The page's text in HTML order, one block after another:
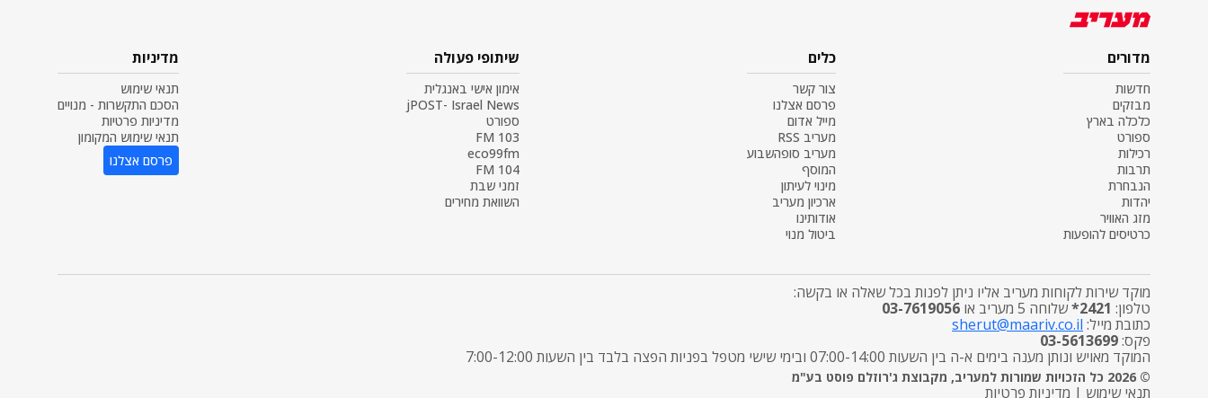
מדורים
חדשות
מבזקים
כלכלה בארץ
ספורט
רכילות
תרבות
הנבחרת
יהדות
מזג האוויר
כרטיסים להופעות
כלים
צור קשר
פרסם אצלנו
מייל אדום
מעריב RSS
מעריב סופהשבוע
המוסף
מינוי לעיתון
ארכיון מעריב
אודותינו
ביטול מנוי
שיתופי פעולה
אימון אישי באנגלית
jPOST- Israel News
ספורט
103 FM
eco99fm
104 FM
זמני שבת
השוואת מחירים
מדיניות
תנאי שימוש
הסכם התקשרות - מנויים
מדיניות פרטיות
תנאי שימוש המקומון
פרסם אצלנו
מוקד שירות לקוחות מעריב אליו ניתן לפנות בכל שאלה או בקשה:
טלפון: 2421* שלוחה 5 מעריב או
03-7619056
כתובת מייל: sherut@maariv.co.il
פקס:03-5613699
המוקד מאויש ונותן מענה בימים א-ה בין השעות 07:00-14:00 ובימי שישי מטפל בפניות הפצה בלבד בין השעות 7:00-12:00
© 2026 כל הזכויות שמורות למעריב, מקבוצת ג'רוזלם פוסט בע"מ
תנאי שימוש | מדיניות פרטיות